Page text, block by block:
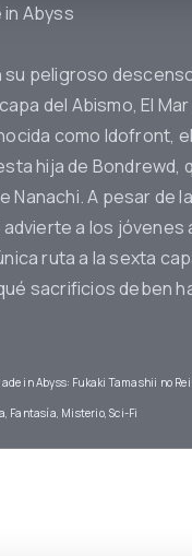
in Abyss
peligroso
del Abismo, El
como Idofront,
hija de
Nanachi. A pesar de
a los
ruta a la sexta
sacrificios deben
in Abyss: Fukaki Tamashii no
Fantasía, Misterio, Sci-Fi